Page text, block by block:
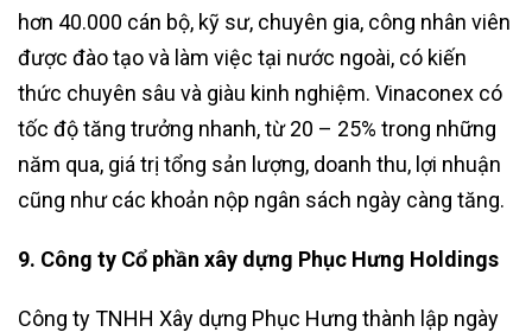
hơn 40.000 cán bộ, kỹ sư, chuyên gia, công nhân viên
được đào tạo và làm việc tại nước ngoài, có kiến
thức chuyên sâu và giàu kinh nghiệm. Vinaconex có
tốc độ tăng trưởng nhanh, từ 20 – 25% trong những
năm qua, giá trị tổng sản lượng, doanh thu, lợi nhuận
cũng như các khoản nộp ngân sách ngày càng tăng.
9. Công ty Cổ phần xây dựng Phục Hưng Holdings
Công ty TNHH Xây dựng Phục Hưng thành lập ngày